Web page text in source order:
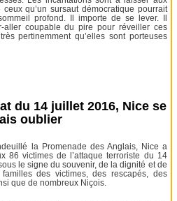
qu’un sursaut démocratique pourrait
profond. Il importe de se lever. Il
aller coupable du pire pour réveiller ces
pertinemment qu’elles sont porteuses
du 14 juillet 2016, Nice se
oublier
la Promenade des Anglais, Nice a
86 victimes de l’attaque terroriste du 14
le signe du souvenir, de la dignité et de
des victimes, des rescapés, des
que de nombreux Niçois.